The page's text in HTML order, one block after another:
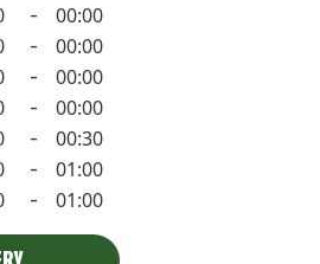
- 00:00
- 00:00
- 00:00
- 00:00
- 00:30
- 01:00
- 01:00